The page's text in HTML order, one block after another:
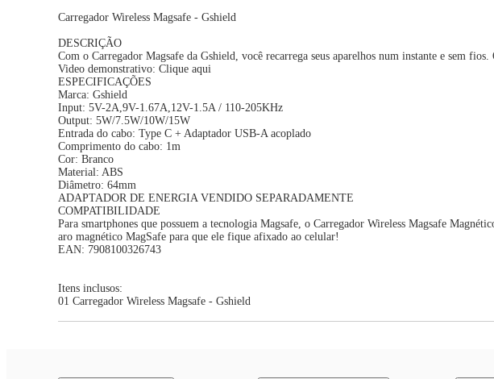
Carregador Wireless Magsafe - Gshield
DESCRIÇÃO
Com o Carregador Magsafe da Gshield, você recarrega seus aparelhos num instante e sem
Video demonstrativo: Clique aqui
ESPECIFICAÇÕES
Marca: Gshield
Input: 5V-2A,9V-1.67A,12V-1.5A / 110-205KHz
Output: 5W/7.5W/10W/15W
Entrada do cabo: Type C + Adaptador USB-A acoplado
Comprimento do cabo: 1m
Cor: Branco
Material: ABS
Diâmetro: 64mm
ADAPTADOR DE ENERGIA VENDIDO SEPARADAMENTE
COMPATIBILIDADE
Para smartphones que possuem a tecnologia Magsafe, o Carregador Wireless Magsafe
aro magnético MagSafe para que ele fique afixado ao celular!
EAN: 7908100326743
Itens inclusos:
01 Carregador Wireless Magsafe - Gshield